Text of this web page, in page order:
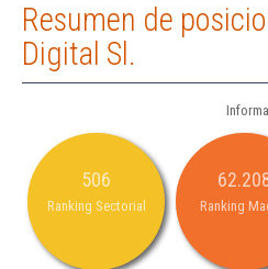
Resumen de
Digital Sl.
506
Ranking Sectorial Ranking